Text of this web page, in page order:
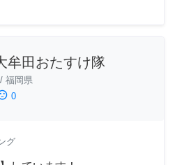
牟田おたすけ隊
/ 福岡県
0
グ